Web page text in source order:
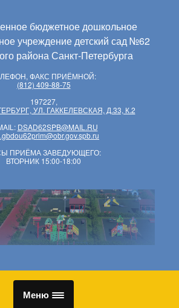
бюджетное дошкольное
учреждение детский сад №62
района Санкт-Петербурга
ФАКС ПРИЁМНОЙ:
(812) 409-88-75
197227,
УЛ. ГАККЕЛЕВСКАЯ, Д.33, К.2
DSAD62SPB@MAIL.RU
ПРИЁМА ЗАВЕДУЮЩЕГО:
ВТОРНИК 15:00-18:00
Меню